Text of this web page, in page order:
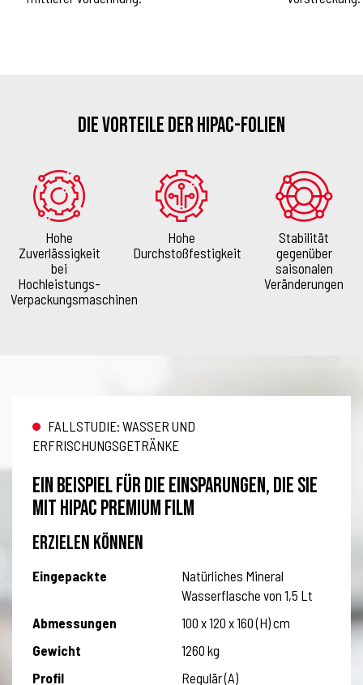
Die Vorteile der HIPAC-Folien
Hohe
Zuverlässigkeit
bei
Hochleistungs-
Verpackungsmaschinen
Hohe
Durchstoßfestigkeit
Stabilität
gegenüber
saisonalen
Veränderungen
FALLSTUDIE: WASSER UND
ERFRISCHUNGSGETRÄNKE
EIN BEISPIEL FÜR DIE EINSPARUNGEN, DIE SIE
MIT HIPAC PREMIUM FILM
ERZIELEN KÖNNEN
Eingepackte
Natürliches Mineral
Wasserflasche von 1,5 Lt
Abmessungen
100 x 120 x 160 (H) cm
Gewicht
1260 kg
Profil
Regulär (A)